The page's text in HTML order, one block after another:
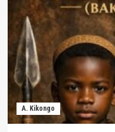
A. Kikongo